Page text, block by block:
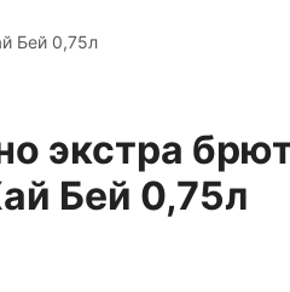
Бей 0,75л
экстра
Бей 0,75л